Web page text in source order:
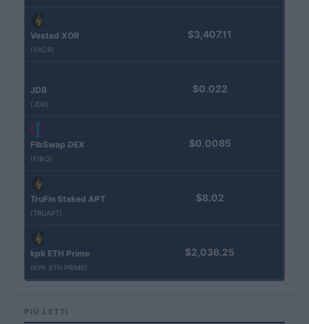
Vested XOR
(VXOR)
$3,407.11
JDB
(JDB)
$0.022
FibSwap DEX
(FIBO)
$0.0085
TruFin Staked APT
(TRUAPT)
$8.02
kpk ETH Prime
(KPK ETH PRIME)
$2,036.25
PIÙ LETTI